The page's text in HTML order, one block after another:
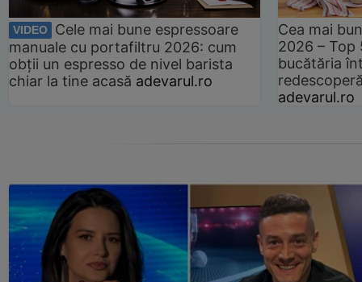
VIDEO
Cele mai bune espressoare
manuale cu portafiltru 2026: cum
obții un espresso de nivel barista
chiar la tine acasă adevarul.ro
Cea mai
2026 –
bucătăria
adevarul.ro